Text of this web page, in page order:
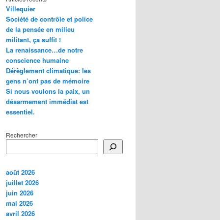
Villequier
Société de contrôle et police
de la pensée en milieu
militant, ça suffit !
La renaissance…de notre
conscience humaine
Dérèglement climatique: les
gens n’ont pas de mémoire
Si nous voulons la paix, un
désarmement immédiat est
essentiel.
Rechercher
août 2026
juillet 2026
juin 2026
mai 2026
avril 2026